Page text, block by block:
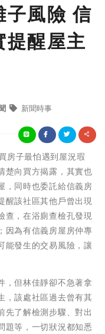
子風險 信
醒屋主
新聞時事
房子最怕遇到屋況瑕
楚向買方揭露，其實也
，同時也委託給信義房
醒該社區其他戶曾出現
查，在浴廁查檢孔發現
因為有信義房屋房仲專
能發生的交易風險，讓
，但林佳靜卻不急著拿
，該處社區過去曾有其
先了解檢測步驟、對出
題等，一切狀況都知悉